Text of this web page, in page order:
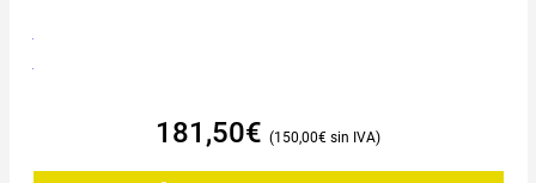
181,50€ 150,00€